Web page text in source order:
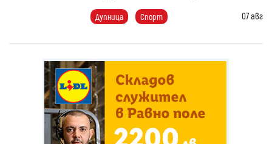
Дупница Спорт 07 авг